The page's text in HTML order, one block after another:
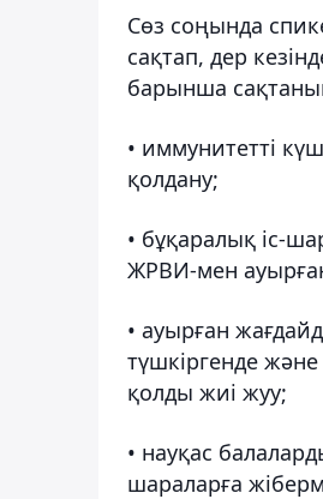
Сөз соңында
сақтап, дер
барынша
• иммунитетті
қолдану;
• бұқаралық іс-
ЖРВИ-мен
• ауырған
түшкіргенде
қолды жиі жуу;
• науқас
шараларға